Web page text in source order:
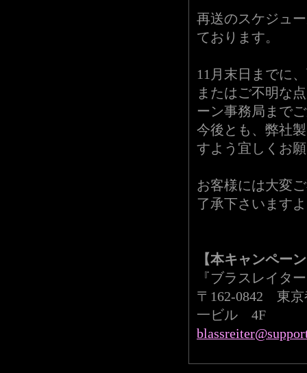
再送のスケジュ
ております。
11月末日までに
またはご不明な
ーン事務局まで
今後とも、弊社
すよう宜しくお
お客様には大変
了承下さいます
【本キャンペー
『ブラスレイタ
〒162-0842 東
一ビル 4F